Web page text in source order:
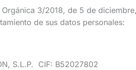
3/2018, de 5 de
de sus datos personales:
S.L.P. CIF: B52027802